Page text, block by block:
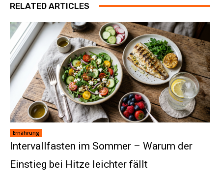
RELATED ARTICLES
Ernährung
Intervallfasten im Sommer – Warum der
Einstieg bei Hitze leichter fällt